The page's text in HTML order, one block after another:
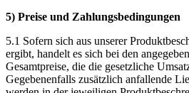
5) Preise und Zahlungsbedingungen
5.1 Sofern sich aus unserer
ergibt, handelt es sich bei den
Gesamtpreise, die die gesetzliche
Gegebenenfalls zusätzlich anfallende